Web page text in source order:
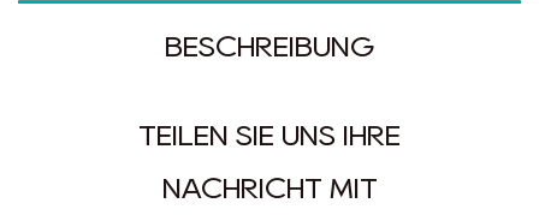
BESCHREIBUNG
TEILEN SIE UNS IHRE
NACHRICHT MIT